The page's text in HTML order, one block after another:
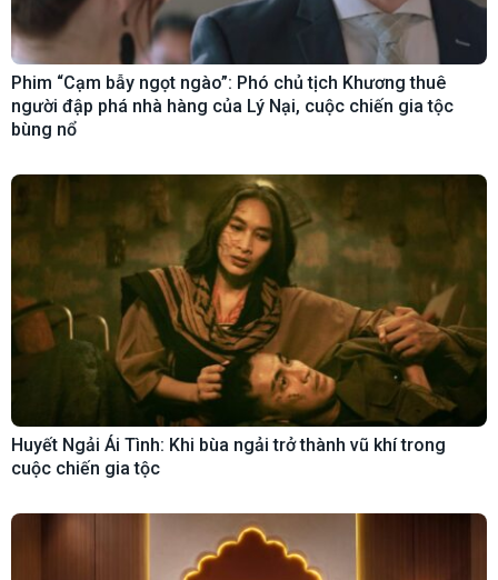
Phim “Cạm bẫy ngọt ngào”: Phó chủ tịch Khương thuê
người đập phá nhà hàng của Lý Nại, cuộc chiến gia tộc
bùng nổ
Huyết Ngải Ái Tình: Khi bùa ngải trở thành vũ khí trong
cuộc chiến gia tộc